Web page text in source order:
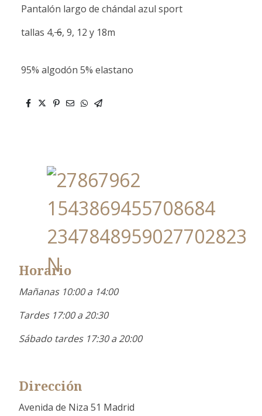
Pantalón largo de chándal azul sport
tallas 4,6, 9, 12 y 18m
95% algodón 5% elastano
Horario
Mañanas 10:00 a 14:00
Tardes 17:00 a 20:30
Sábado tardes 17:30 a 20:00
Dirección
Avenida de Niza 51 Madrid